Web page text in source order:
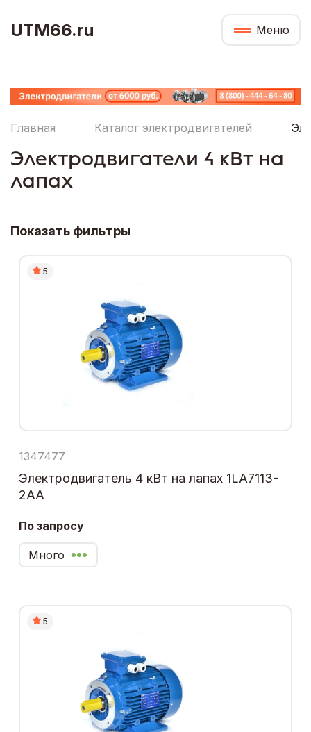
UTM66.ru Меню
Главная Каталог электродвигателей
Электродвигатели 4 кВт на
лапах
Показать фильтры
5
1347477
Электродвигатель 4 кВт на лапах 1LA7113-
2AA
По запросу
Много
5